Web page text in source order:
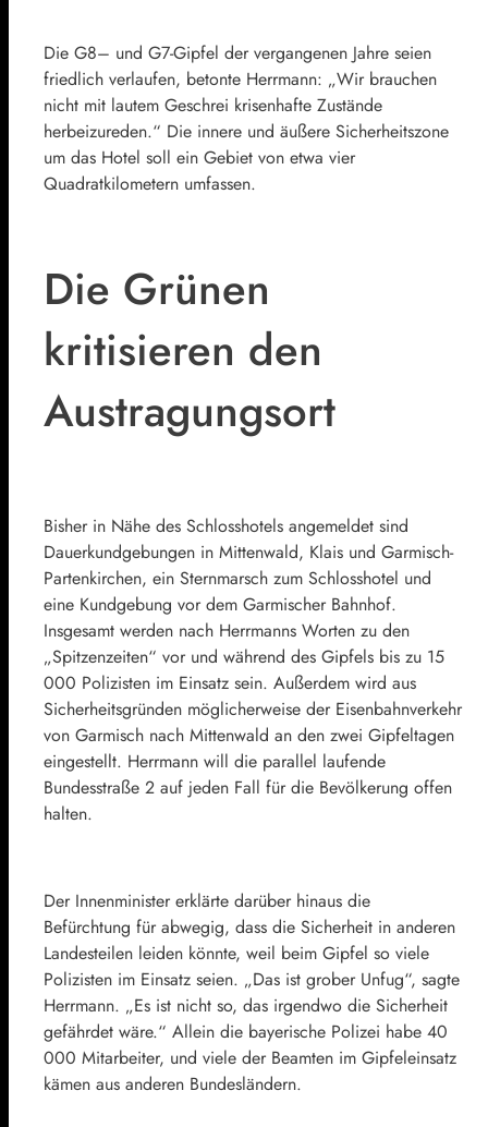
Die G8– und G7-Gipfel der vergangenen Jahre seien
friedlich verlaufen, betonte Herrmann: „Wir brauchen
nicht mit lautem Geschrei krisenhafte Zustände
herbeizureden.“ Die innere und äußere Sicherheitszone
um das Hotel soll ein Gebiet von etwa vier
Quadratkilometern umfassen.
Die Grünen
kritisieren den
Austragungsort
Bisher in Nähe des Schlosshotels angemeldet sind
Dauerkundgebungen in Mittenwald, Klais und Garmisch-
Partenkirchen, ein Sternmarsch zum Schlosshotel und
eine Kundgebung vor dem Garmischer Bahnhof.
Insgesamt werden nach Herrmanns Worten zu den
„Spitzenzeiten“ vor und während des Gipfels bis zu 15
000 Polizisten im Einsatz sein. Außerdem wird aus
Sicherheitsgründen möglicherweise der Eisenbahnverkehr
von Garmisch nach Mittenwald an den zwei Gipfeltagen
eingestellt. Herrmann will die parallel laufende
Bundesstraße 2 auf jeden Fall für die Bevölkerung offen
halten.
Der Innenminister erklärte darüber hinaus die
Befürchtung für abwegig, dass die Sicherheit in anderen
Landesteilen leiden könnte, weil beim Gipfel so viele
Polizisten im Einsatz seien. „Das ist grober Unfug“, sagte
Herrmann. „Es ist nicht so, das irgendwo die Sicherheit
gefährdet wäre.“ Allein die bayerische Polizei habe 40
000 Mitarbeiter, und viele der Beamten im Gipfeleinsatz
kämen aus anderen Bundesländern.